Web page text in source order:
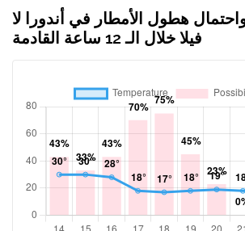
هطول الأمطار في أندورا لا
فيلا خلال الـ 12 ساعة القادمة